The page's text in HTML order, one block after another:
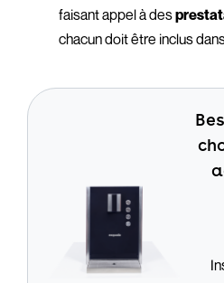
faisant appel à des
chacun doit être inclus